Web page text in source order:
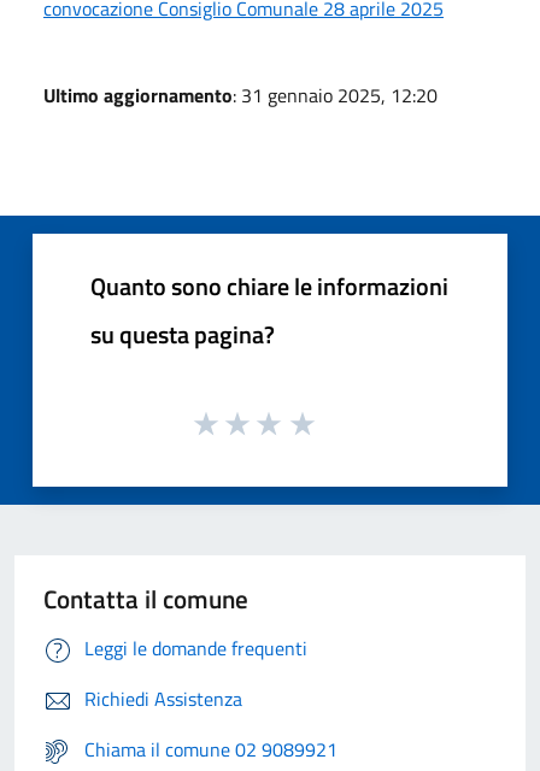
convocazione Consiglio Comunale 28 aprile 2025
Ultimo aggiornamento: 31 gennaio 2025, 12:20
Quanto sono chiare le informazioni
su questa pagina?
Contatta il comune
Leggi le domande frequenti
Richiedi Assistenza
Chiama il comune 02 9089921